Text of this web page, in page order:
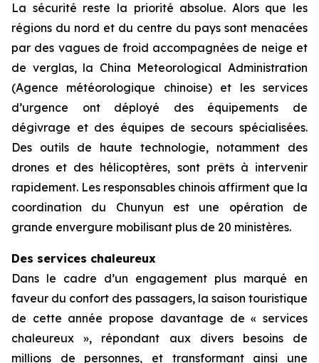
La sécurité reste la priorité absolue. Alors que les
régions du nord et du centre du pays sont menacées
par des vagues de froid accompagnées de neige et
de verglas, la China Meteorological Administration
(Agence météorologique chinoise) et les services
d’urgence ont déployé des équipements de
dégivrage et des équipes de secours spécialisées.
Des outils de haute technologie, notamment des
drones et des hélicoptères, sont prêts à intervenir
rapidement. Les responsables chinois affirment que la
coordination du Chunyun est une opération de
grande envergure mobilisant plus de 20 ministères.
Des services chaleureux
Dans le cadre d’un engagement plus marqué en
faveur du confort des passagers, la saison touristique
de cette année propose davantage de « services
chaleureux », répondant aux divers besoins de
millions de personnes, et transformant ainsi une